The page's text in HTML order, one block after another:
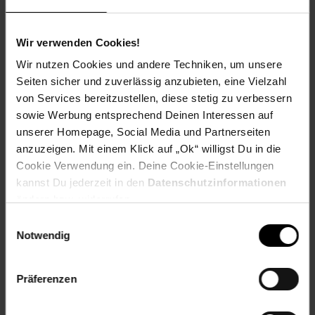
Wir verwenden Cookies!
Wir nutzen Cookies und andere Techniken, um unsere
Seiten sicher und zuverlässig anzubieten, eine Vielzahl
von Services bereitzustellen, diese stetig zu verbessern
sowie Werbung entsprechend Deinen Interessen auf
unserer Homepage, Social Media und Partnerseiten
anzuzeigen. Mit einem Klick auf „Ok“ willigst Du in die
Cookie Verwendung ein. Deine Cookie-Einstellungen
kannst Du jederzeit in den Datenschutzinformationen
Notwendig
Präferenzen
Versandinformationen
Herstellerinformationen
Fußzeile
Weitere Online-Angebote